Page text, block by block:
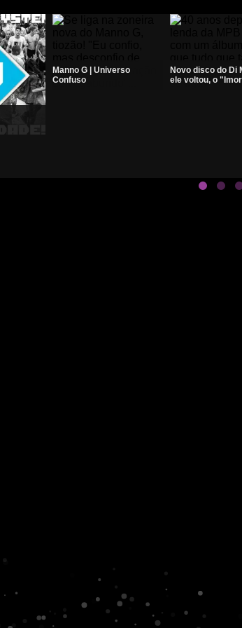
Manno G | Universo
Confuso
Novo disco do Di
ele voltou, o